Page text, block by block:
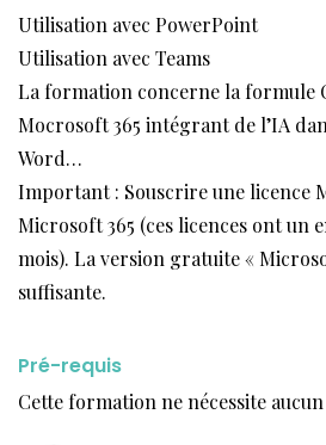
Utilisation avec PowerPoint
Utilisation avec Teams
La formation concerne la formule
Mocrosoft 365 intégrant de l’IA
Word…
Important : Souscrire une licence
Microsoft 365 (ces licences ont un
mois). La version gratuite «
suffisante.
Pré-requis
Cette formation ne nécessite